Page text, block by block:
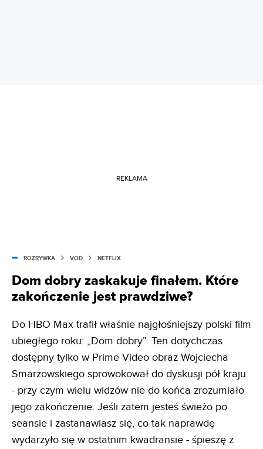
REKLAMA
ROZRYWKA VOD NETFLIX
Dom dobry zaskakuje finałem. Które
zakończenie jest prawdziwe?
Do HBO Max trafił właśnie najgłośniejszy polski film
ubiegłego roku: „Dom dobry”. Ten dotychczas
dostępny tylko w Prime Video obraz Wojciecha
Smarzowskiego sprowokował do dyskusji pół kraju
- przy czym wielu widzów nie do końca zrozumiało
jego zakończenie. Jeśli zatem jesteś świeżo po
seansie i zastanawiasz się, co tak naprawdę
wydarzyło się w ostatnim kwadransie - śpieszę z